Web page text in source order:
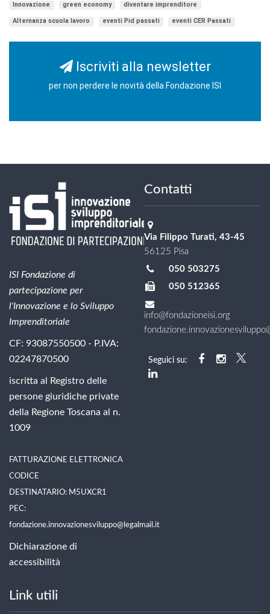
Innovazione green economy diventare imprenditore
Alternanza scuola lavoro eventi Pid passati eventi CER Passati
Iscriviti alla newsletter
per non perdere le novità della Fondazione ISI
ISI Fondazione di
partecipazione per
l'Innovazione e lo Sviluppo
Imprenditoriale
CF: 93087550500 - P.IVA:
02247870500
iscritta al Registro delle
persone giuridiche private
della Regione Toscana al n.
1009
FATTURAZIONE ELETTRONICA
CODICE
DESTINATARIO: M5UXCR1
PEC:
fondazione.innovazionesviluppo@legalmail.it
Dichiarazione di
accessibilità
Contatti
Via Filippo Turati, 43-45
56125 Pisa
050 503275
050 512365
info@fondazioneisi.org
Seguici su:
Link utili